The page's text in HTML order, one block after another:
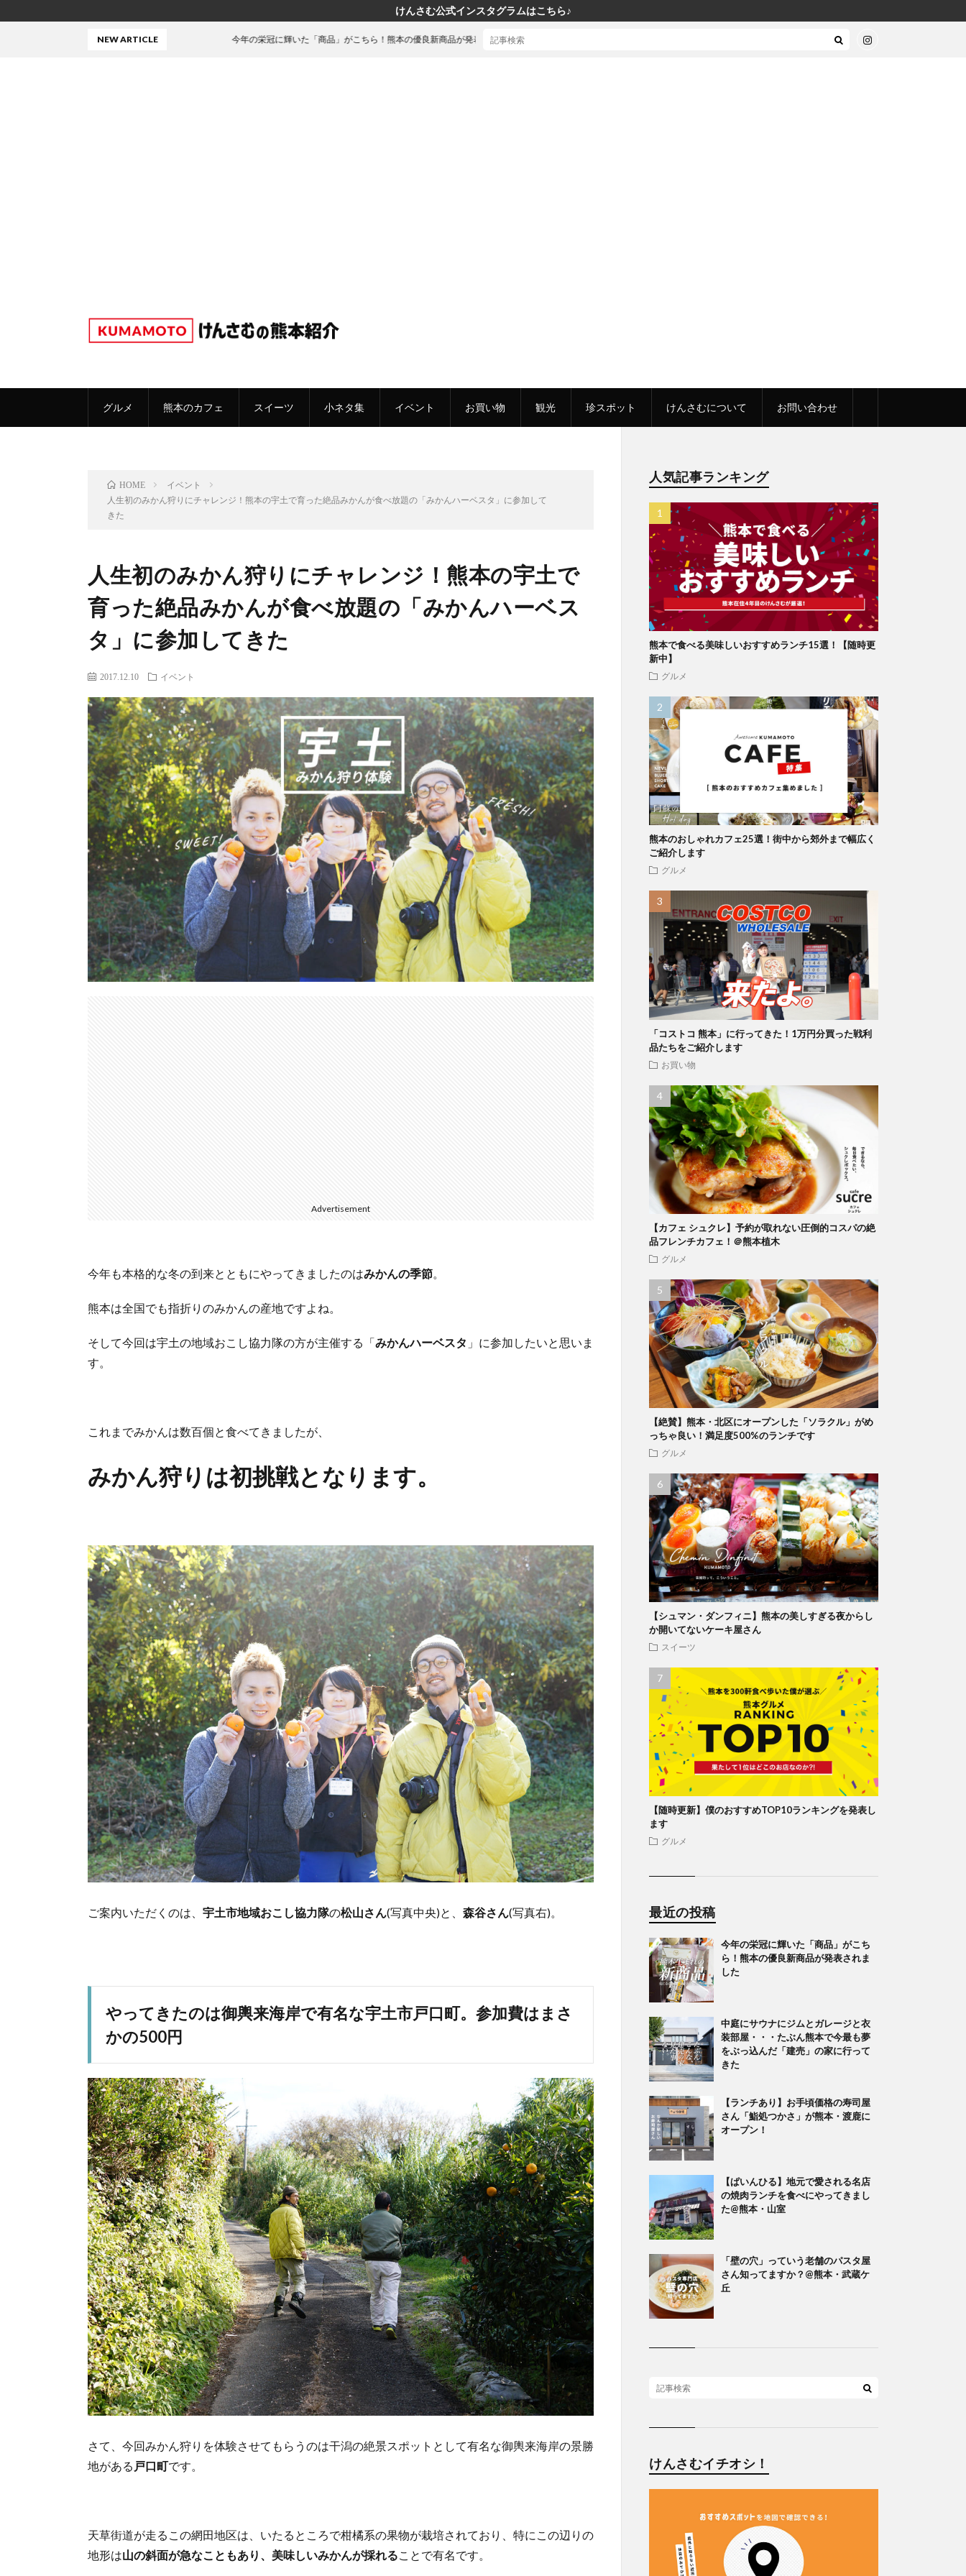
けんさむ公式インスタグラムはこちら♪
グルメ 熊本のカフェ スイーツ 小ネタ集 イベント お買い物 観光 珍スポット けんさむについて お問い合わせ
NEW ARTICLE 今年の栄冠に輝いた「商品」がこちら！熊本の優良新商品が発表されました
HOME
イベント
人生初のみかん狩りにチャレンジ！熊本の宇土で育った絶品みかんが食べ放題の「みかんハーベスタ」に参加して
きた
人生初のみかん狩りにチャレンジ！熊本の宇土で
育った絶品みかんが食べ放題の「みかんハーベス
タ」に参加してきた
2017.12.10 イベント
Advertisement
今年も本格的な冬の到来とともにやってきましたのはみかんの季節
熊本は全国でも指折りのみかんの産地ですよね。
そして今回は宇土の地域おこし協力隊の方が主催する「みかんハーベスタ 」に参加したいと思いま
す。
これまでみかんは数百個と食べてきましたが、
みかん狩りは初挑戦となります。
ご案内いただくのは、 宇土市地域おこし協力隊の松山さん(写真中央)と、 森谷さん(写真右)。
やってきたのは御輿来海岸で有名な宇土市戸口町。参加費はまさ
かの500円
さて、今回みかん狩りを体験させてもらうのは干潟の絶景スポットとして有名な御輿来海岸の景勝
地がある 戸口町です。
天草街道が走るこの網田地区は、いたるところで柑橘系の果物が栽培されており、特にこの辺りの
地形は山の斜面が急なこともあり、美味しいみかんが採れる ことで有名です。
人気記事ランキング
熊本で食べる美味しいおすすめランチ15選！【随時更
新中】
グルメ
熊本のおしゃれカフェ25選！街中から郊外まで幅広く
ご紹介します
グルメ
「コストコ 熊本」に行ってきた！1万円分買った戦利
品たちをご紹介します
お買い物
【カフェ シュクレ】予約が取れない圧倒的コスパの絶
品フレンチカフェ！＠熊本植木
グルメ
【絶賛】熊本・北区にオープンした「ソラクル」がめ
っちゃ良い！満足度500%のランチです
グルメ
【シュマン・ダンフィニ】熊本の美しすぎる夜からし
か開いてないケーキ屋さん
スイーツ
【随時更新】僕のおすすめTOP10ランキングを発表し
ます
グルメ
最近の投稿
今年の栄冠に輝いた「商品」がこち
ら！熊本の優良新商品が発表されま
した
中庭にサウナにジムとガレージと衣
装部屋・・・たぶん熊本で今最も夢
をぶっ込んだ「建売」の家に行って
きた
【ランチあり】お手頃価格の寿司屋
さん「鮨処つかさ」が熊本・渡鹿に
オープン！
【ぱいんひる】地元で愛される名店
の焼肉ランチを食べにやってきまし
た@熊本・山室
「壁の穴」っていう老舗のパスタ屋
さん知ってますか？@熊本・武蔵ケ
丘
けんさむイチオシ！